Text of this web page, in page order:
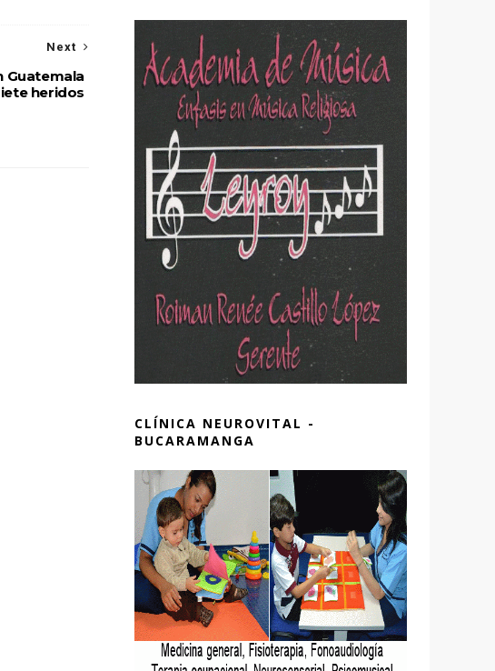
Next
Guatemala
heridos
CLÍNICA NEUROVITAL -
BUCARAMANGA